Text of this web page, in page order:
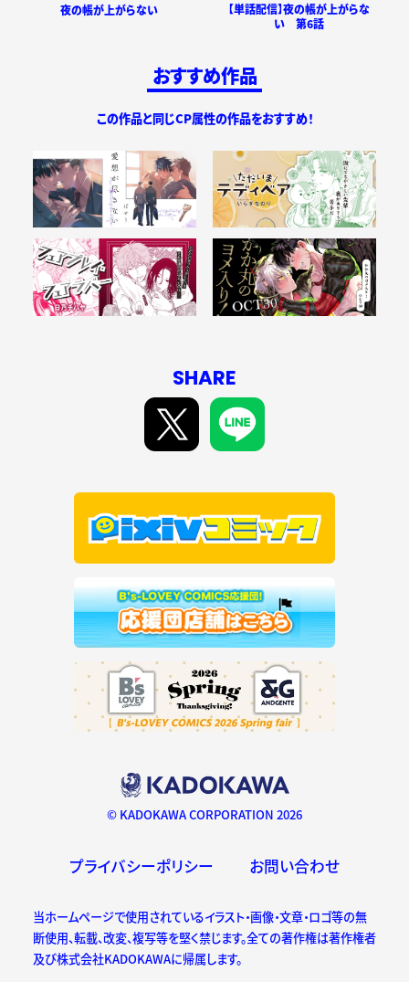
夜の帳が上がらない
【単話配信】夜の帳が上がらな
い 第6話
おすすめ作品
この作品と同じCP属性の作品をおすすめ！
SHARE
© KADOKAWA CORPORATION 2026
プライバシーポリシー お問い合わせ
当ホームページで使用されているイラスト・画像・文章・ロゴ等の無
断使用、転載、改変、複写等を堅く禁じます。全ての著作権は著作権者
及び株式会社KADOKAWAに帰属します。